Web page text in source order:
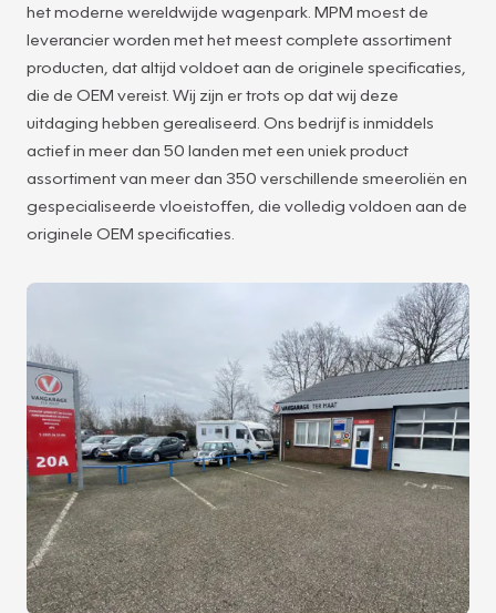
het moderne wereldwijde wagenpark. MPM moest de
leverancier worden met het meest complete assortiment
producten, dat altijd voldoet aan de originele specificaties,
die de OEM vereist. Wij zijn er trots op dat wij deze
uitdaging hebben gerealiseerd. Ons bedrijf is inmiddels
actief in meer dan 50 landen met een uniek product
assortiment van meer dan 350 verschillende smeeroliën en
gespecialiseerde vloeistoffen, die volledig voldoen aan de
originele OEM specificaties.